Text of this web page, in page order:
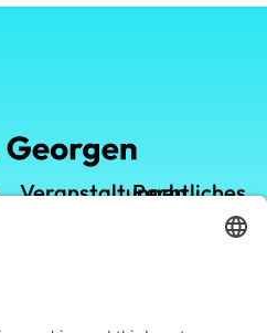
VeranstaltungenRechtliches
Datenschutz